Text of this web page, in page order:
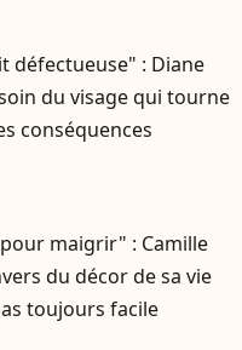
défectueuse" : Diane
du visage qui tourne
conséquences
pour maigrir" : Camille
du décor de sa vie
toujours facile